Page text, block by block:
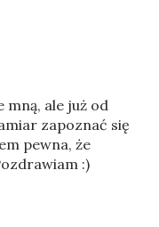
mną, ale już od
zapoznać się
pewna, że
:)